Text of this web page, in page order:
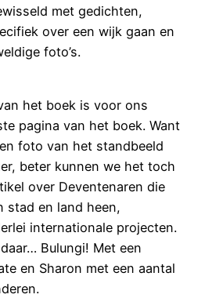
met gedichten,
over een wijk gaan en
foto’s.
het boek is voor ons
pagina van het boek. Want
foto van het standbeeld
beter kunnen we het toch
over Deventenaren die
stad en land heen,
internationale projecten.
Bulungi! Met een
en Sharon met een aantal